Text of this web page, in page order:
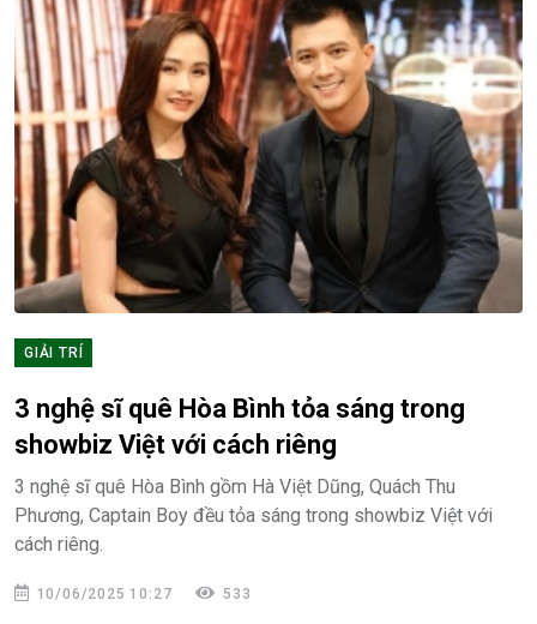
GIẢI TRÍ
3 nghệ sĩ quê Hòa Bình tỏa sáng trong
showbiz Việt với cách riêng
3 nghệ sĩ quê Hòa Bình gồm Hà Việt Dũng, Quách Thu
Phương, Captain Boy đều tỏa sáng trong showbiz Việt với
cách riêng.
10/06/2025 10:27 533